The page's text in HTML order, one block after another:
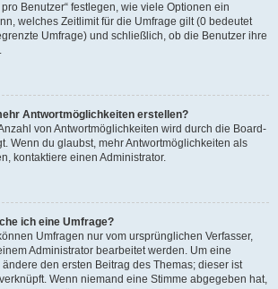
Benutzer“ festlegen, wie viele Optionen ein
welches Zeitlimit für die Umfrage gilt (0 bedeutet
Umfrage) und schließlich, ob die Benutzer ihre
Antwortmöglichkeiten erstellen?
von Antwortmöglichkeiten wird durch die Board-
Wenn du glaubst, mehr Antwortmöglichkeiten als
kontaktiere einen Administrator.
ich eine Umfrage?
Umfragen nur vom ursprünglichen Verfasser,
Administrator bearbeitet werden. Um eine
den ersten Beitrag des Themas; dieser ist
Wenn niemand eine Stimme abgegeben hat,